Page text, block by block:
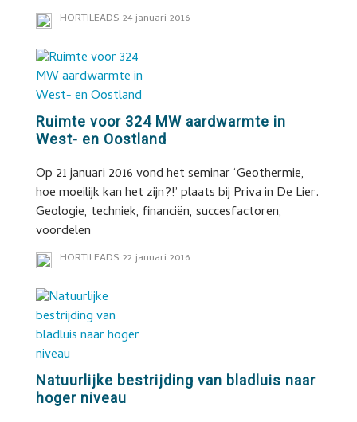
HORTILEADS 24 januari 2016
Ruimte voor 324 MW aardwarmte in
West- en Oostland
Op 21 januari 2016 vond het seminar ‘Geothermie,
hoe moeilijk kan het zijn?!’ plaats bij Priva in De Lier.
Geologie, techniek, financiën, succesfactoren,
voordelen
HORTILEADS 22 januari 2016
Natuurlijke bestrijding van bladluis naar
hoger niveau